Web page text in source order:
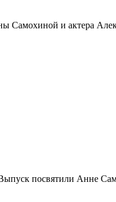
Самохиной и актера
посвятили Анне